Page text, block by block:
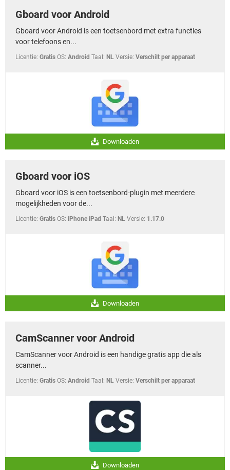
Gboard voor Android
Gboard voor Android is een toetsenbord met extra functies
voor telefoons en...
Licentie: Gratis OS: Android Taal: NL Versie: Verschilt per apparaat
Downloaden
Gboard voor iOS
Gboard voor iOS is een toetsenbord-plugin met meerdere
mogelijkheden voor de...
Licentie: Gratis OS: iPhone iPad Taal: NL Versie: 1.17.0
Downloaden
CamScanner voor Android
CamScanner voor Android is een handige gratis app die als
scanner...
Licentie: Gratis OS: Android Taal: NL Versie: Verschilt per apparaat
Downloaden